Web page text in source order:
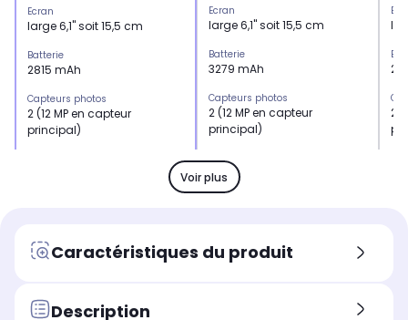
Ecran
large 6,1" soit 15,5 cm
Batterie
2815 mAh
Capteurs photos
2 (12 MP en capteur
principal)
Résolution
12 mégapixels+ 12
Taille de l'écran (diagonale, en
Ecran
large 6,1" soit 15,5 cm
Batterie
3279 mAh
Capteurs photos
2 (12 MP en capteur
principal)
Mémoire RAM
4 Go
Résolution
12 mégapixels+ 12
2
Voir plus
Caractéristiques du produit
Description